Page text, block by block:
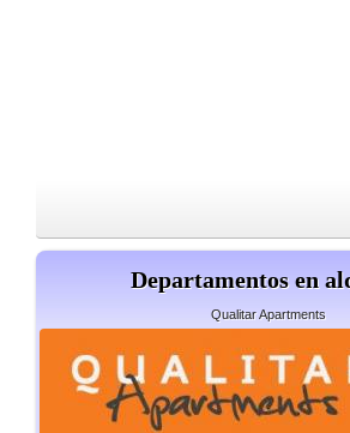
Departamentos en
Qualitar Apartments